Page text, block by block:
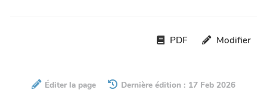
PDF Modifier
Éditer la page
Dernière édition : 17 Feb 2026